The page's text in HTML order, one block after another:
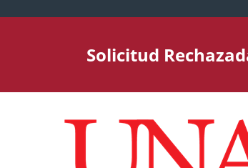
Solicitud